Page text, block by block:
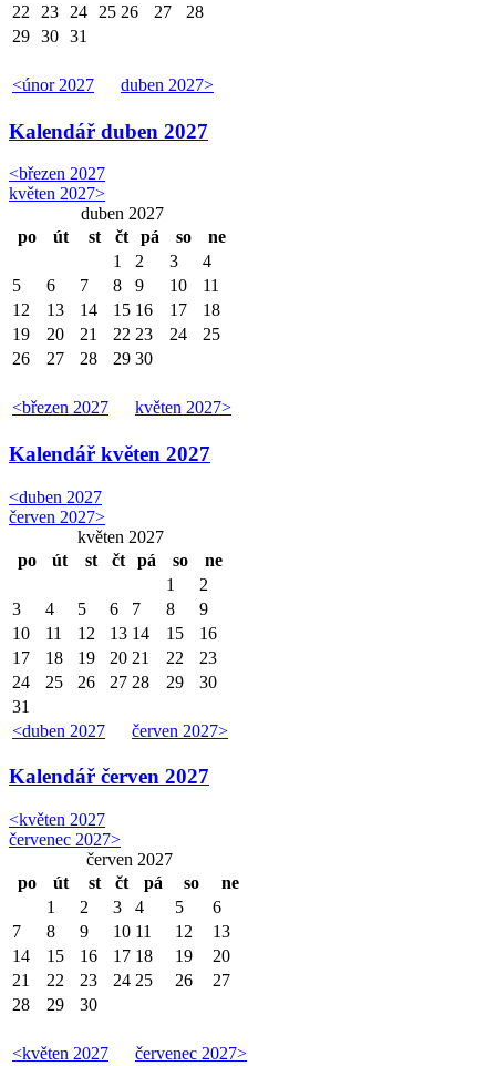
<únor 2027 duben 2027>
22
23 24 25 26 27
28
29 30 31
Kalendář duben 2027
<březen 2027
květen 2027>
duben 2027
po
út st čt pá so ne
<březen 2027 květen 2027>
1 2 3
4
5
6 7 8 9 10
11
12
13 14 15 16 17
18
19
20 21 22 23 24
25
26
27 28 29 30
Kalendář květen 2027
<duben 2027
červen 2027>
květen 2027
po
út st čt pá so ne
<duben 2027 červen 2027>
1
2
3
4 5 6 7 8
9
10
11 12 13 14 15
16
17
18 19 20 21 22
23
24
25 26 27 28 29
30
31
Kalendář červen 2027
<květen 2027
červenec 2027>
červen 2027
po
út st čt pá so ne
<květen 2027 červenec 2027>
1 2 3 4 5
6
7
8 9 10 11 12
13
14
15 16 17 18 19
20
21
22 23 24 25 26
27
28
29 30